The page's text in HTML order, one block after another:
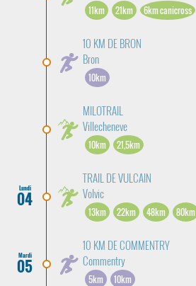
11km 21km 6km canicross
10 KM DE BRON
Bron
10km
MILOTRAIL
Villecheneve
10km 21,5km
Lundi
04
TRAIL DE VULCAIN
Volvic
13km 22km 48km 80km
Mardi
05
10 KM DE COMMENTRY
Commentry
5km 10km